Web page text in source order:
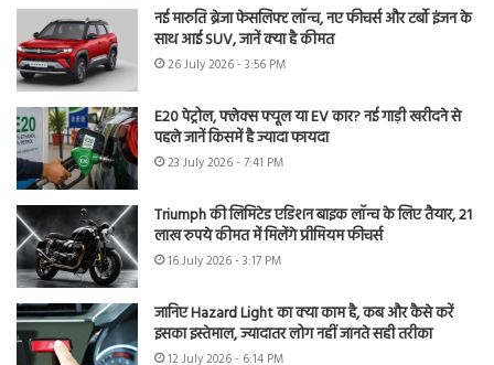
नई मारुति ब्रेजा फेसलिफ्ट लॉन्च, नए फीचर्स और टर्बो इंजन के
साथ आई SUV, जानें क्या है कीमत
26 July 2026 - 3:56 PM
E20 पेट्रोल, फ्लेक्स फ्यूल या EV कार? नई गाड़ी खरीदने से
पहले जानें किसमें है ज्यादा फायदा
23 July 2026 - 7:41 PM
Triumph की लिमिटेड एडिशन बाइक लॉन्च के लिए तैयार, 21
लाख रुपये कीमत में मिलेंगे प्रीमियम फीचर्स
16 July 2026 - 3:17 PM
जानिए Hazard Light का क्या काम है, कब और कैसे करें
इसका इस्तेमाल, ज्यादातर लोग नहीं जानते सही तरीका
12 July 2026 - 6:14 PM